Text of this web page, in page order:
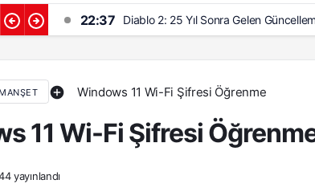
22:37 Diablo 2: 25 Yıl Sonra Gelen
20:37 Diablo 2: Reign of the Warlock, 25 Yıl
Diablo 2 İçin Çeyrek Asırlık Bekleyiş
Diablo 2: Resurrected’a ‘Warlock
MANŞET Windows 11 Wi-Fi Şifresi Öğrenme
11 Wi-Fi Şifresi
yayınlandı